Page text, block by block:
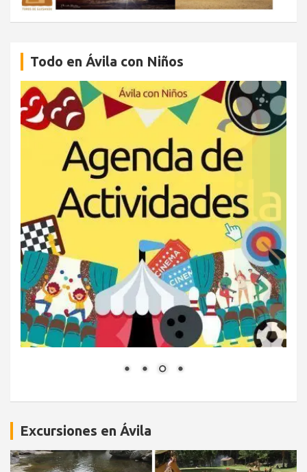
Todo en Ávila con Niños
Excursiones en Ávila